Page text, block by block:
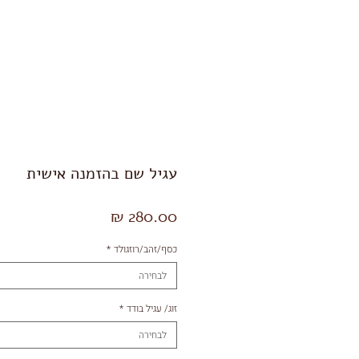
עגיל שם בהזמנה אישית
כסף/זהב/רוזגולד *
לבחירה
זוג/ עגיל בודד *
לבחירה